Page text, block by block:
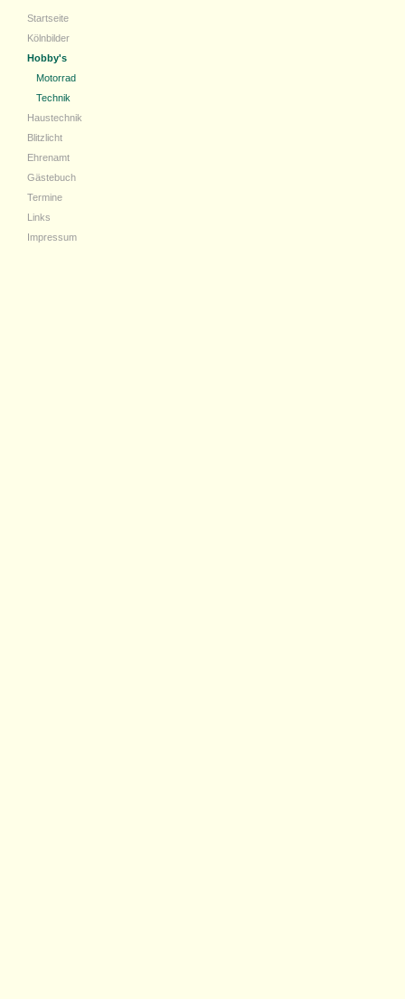
Startseite
Kölnbilder
Hobby's
Motorrad
Technik
Haustechnik
Blitzlicht
Ehrenamt
Gästebuch
Termine
Links
Impressum